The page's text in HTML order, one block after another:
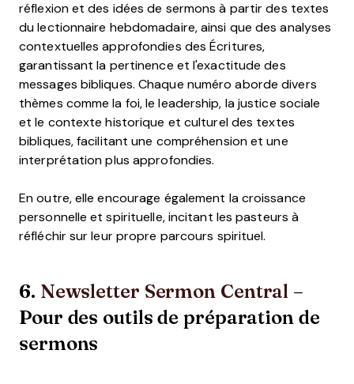
réflexion et des idées de sermons à partir des textes
du lectionnaire hebdomadaire, ainsi que des analyses
contextuelles approfondies des Écritures,
garantissant la pertinence et l'exactitude des
messages bibliques. Chaque numéro aborde divers
thèmes comme la foi, le leadership, la justice sociale
et le contexte historique et culturel des textes
bibliques, facilitant une compréhension et une
interprétation plus approfondies.
En outre, elle encourage également la croissance
personnelle et spirituelle, incitant les pasteurs à
réfléchir sur leur propre parcours spirituel.
6. Newsletter Sermon Central –
Pour des outils de préparation de
sermons